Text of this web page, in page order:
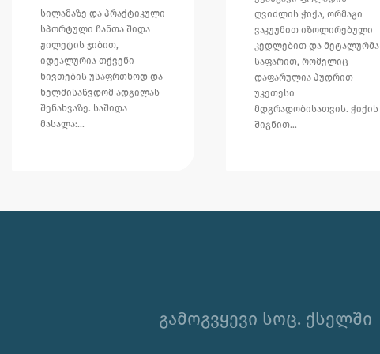
სილამაზე და პრაქტიკული
სპორტული ჩანთა შიდა
ჟილეტის ჯიბით,
იდეალურია თქვენი
ნივთების უსაფრთხოდ და
ხელმისაწვდომ ადგილას
შენახვაზე. საშიდა
მასალა:…
ღვიძლის ჭიქა, ორმაგი
ვაკუუმით იზოლირებული
კედლებით და მეტალურმა
საფარით, რომელიც
დაფარულია პუდრით
უკეთესი
მდგრადობისათვის. ჭიქის
შიგნით…
გამოგვყევი სოც. ქსელში